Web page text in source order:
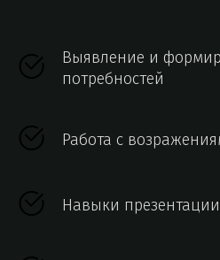
Выявление и
потребностей
Работа с
Навыки презентации